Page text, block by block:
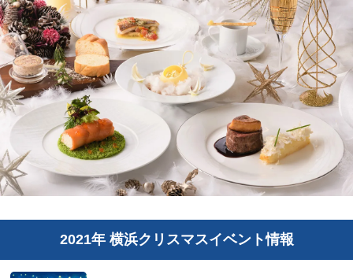
2021年 横浜クリスマスイベント情報